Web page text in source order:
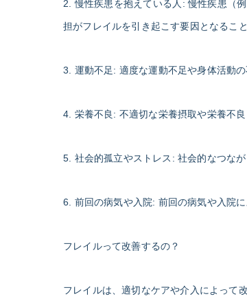
2. 慢性疾患を抱えている人: 慢性疾患（
担がフレイルを引き起こす要因となるこ
3. 運動不足: 適度な運動不足や身体活動
4. 栄養不良: 不適切な栄養摂取や栄養不
5. 社会的孤立やストレス: 社会的なつな
6. 前回の病気や入院: 前回の病気や入院
フレイルって改善するの？
フレイルは、適切なケアや介入によって